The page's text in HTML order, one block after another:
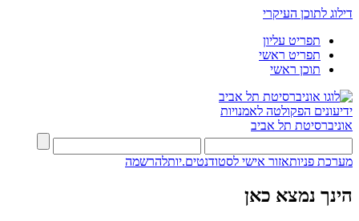
דילוג לתוכן העיקרי
תפריט עליון
תפריט ראשי
תוכן ראשי
ידיעונים הפקולטה לאמנויות
אוניברסיטת תל אביב
מערכת פניותאזור אישי לסטודנטים.יותלהרשמה
הינך נמצא כאן